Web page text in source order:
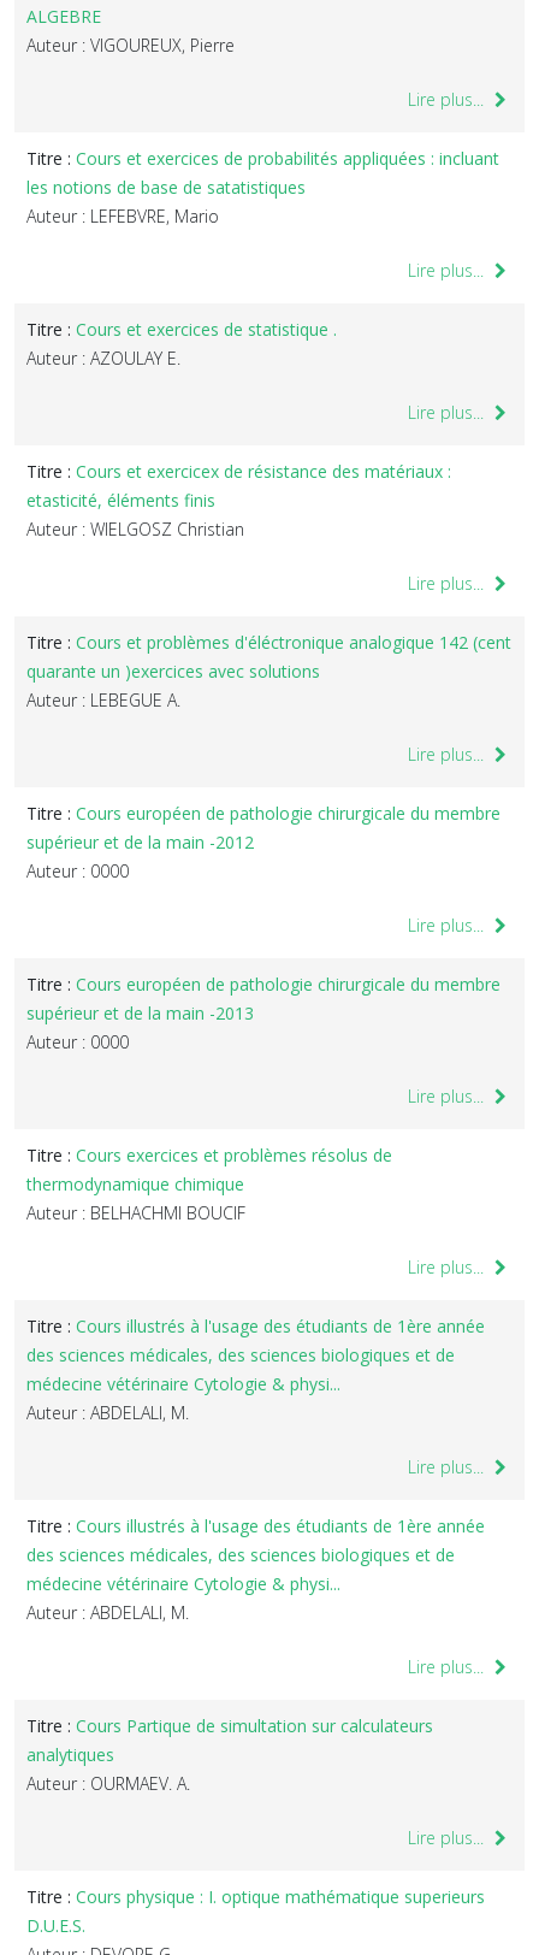
ALGEBRE
Auteur : VIGOUREUX, Pierre
Lire plus...
Titre : Cours et exercices de probabilités appliquées : incluant
les notions de base de satatistiques
Auteur : LEFEBVRE, Mario
Lire plus...
Titre : Cours et exercices de statistique .
Auteur : AZOULAY E.
Lire plus...
Titre : Cours et exercicex de résistance des matériaux :
etasticité, éléments finis
Auteur : WIELGOSZ Christian
Lire plus...
Titre : Cours et problèmes d'éléctronique analogique 142 (cent
quarante un )exercices avec solutions
Auteur : LEBEGUE A.
Lire plus...
Titre : Cours européen de pathologie chirurgicale du membre
supérieur et de la main -2012
Auteur : 0000
Lire plus...
Titre : Cours européen de pathologie chirurgicale du membre
supérieur et de la main -2013
Auteur : 0000
Lire plus...
Titre : Cours exercices et problèmes résolus de
thermodynamique chimique
Auteur : BELHACHMI BOUCIF
Lire plus...
Titre : Cours illustrés à l'usage des étudiants de 1ère année
des sciences médicales, des sciences biologiques et de
médecine vétérinaire Cytologie & physi...
Auteur : ABDELALI, M.
Lire plus...
Titre : Cours illustrés à l'usage des étudiants de 1ère année
des sciences médicales, des sciences biologiques et de
médecine vétérinaire Cytologie & physi...
Auteur : ABDELALI, M.
Lire plus...
Titre : Cours Partique de simultation sur calculateurs
analytiques
Auteur : OURMAEV. A.
Lire plus...
Titre : Cours physique : I. optique mathématique superieurs
D.U.E.S.